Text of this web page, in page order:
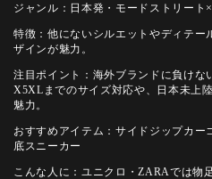
ジャンル：日本発・モードストリート
特徴：他にないシルエットやディテー
ザインが魅力。
注目ポイント：海外ブランドに負け
X5XLまでのサイズ対応や、日本未上
魅力。
おすすめアイテム：サイドジップカ
底スニーカー
こんな人に：ユニクロ・ZARAでは物